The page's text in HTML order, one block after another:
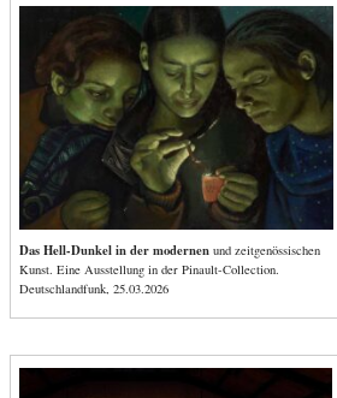
Das Hell-Dunkel in der modernen und zeitgenössischen
Kunst. Eine Ausstellung in der Pinault-Collection.
Deutschlandfunk, 25.03.2026